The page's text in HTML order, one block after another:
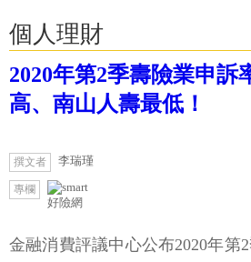
個人理財
2020年第2季壽險業申訴
高、南山人壽最低！
撰文者 李瑞瑾
專欄
好險網
金融消費評議中心公布2020年第